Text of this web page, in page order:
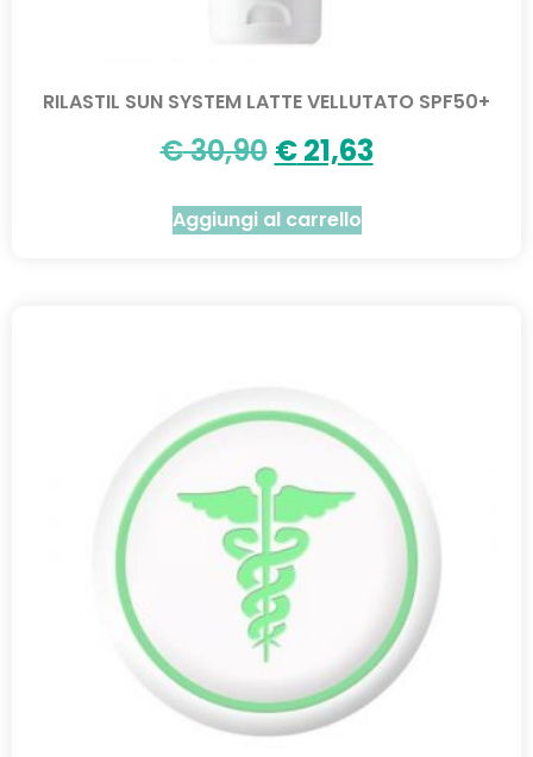
RILASTIL SUN SYSTEM LATTE VELLUTATO SPF50+
€30,90 €21,63
Aggiungi al carrello